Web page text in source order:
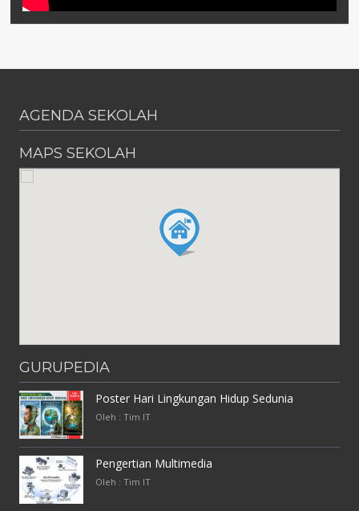
AGENDA SEKOLAH
MAPS SEKOLAH
GURUPEDIA
Poster Hari Lingkungan Hidup Sedunia
Oleh : Tim IT
Pengertian Multimedia
Oleh : Tim IT